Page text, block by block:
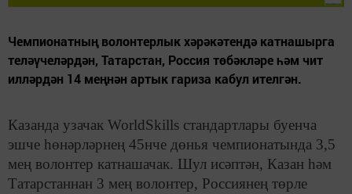
Чемпионатның волонтерлык хәрәкәтендә катнашырга
теләүчеләрдән, Татарстан, Россия төбәкләре һәм чит
илләрдән 14 меңнән артык гариза кабул ителгән.
Казанда узачак WorldSkills стандартлары буенча
эшче һөнәрләрнең 45нче дөнья чемпионатында 3,5
мең волонтер катнашачак. Шул исәптән, Казан һәм
Татарстаннан 3 мең волонтер, Россиянең төрле